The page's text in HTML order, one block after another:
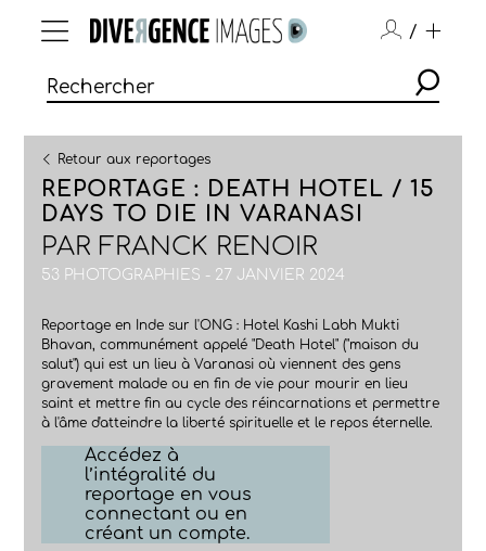
/
Retour aux reportages
REPORTAGE : DEATH HOTEL / 15
DAYS TO DIE IN VARANASI
PAR FRANCK RENOIR
53 PHOTOGRAPHIES - 27 JANVIER 2024
Reportage en Inde sur l'ONG : Hotel Kashi Labh Mukti
Bhavan, communément appelé "Death Hotel" ("maison du
salut") qui est un lieu à Varanasi où viennent des gens
gravement malade ou en fin de vie pour mourir en lieu
saint et mettre fin au cycle des réincarnations et permettre
à l'âme d'atteindre la liberté spirituelle et le repos éternelle.
Accédez à
l’intégralité du
reportage en vous
connectant ou en
créant un compte.